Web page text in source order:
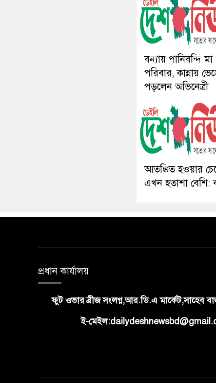
বন্যায় পানিবন্দি
পরিবার, কান্নায়
পড়লেন অভিনেত্রী
আতঙ্কিত হওয়ার
এখন হতাশা বেশি:
প্রধান কার্যালয়
ফুট ওভার ব্রীজ সংলগ্ন,আর.ডি.এ মার্কেট,সাহেব
ই-